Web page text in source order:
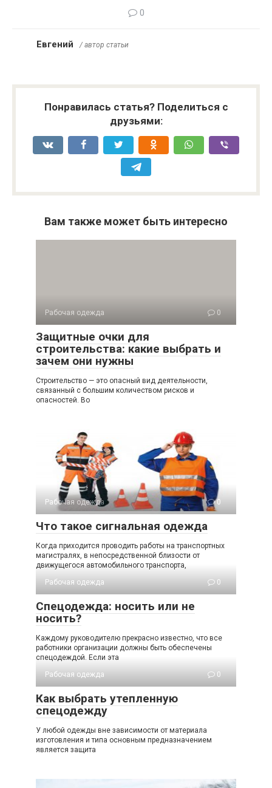
0
Евгений / автор статьи
Понравилась статья? Поделиться с
друзьями:
Вам также может быть интересно
Рабочая одежда 0
Защитные очки для
строительства: какие выбрать и
зачем они нужны
Строительство — это опасный вид деятельности,
связанный с большим количеством рисков и
опасностей. Во
Рабочая одежда 0
Что такое сигнальная одежда
Когда приходится проводить работы на транспортных
магистралях, в непосредственной близости от
движущегося автомобильного транспорта,
Рабочая одежда
0
Спецодежда: носить или не
носить?
Каждому руководителю прекрасно известно, что все
работники организации должны быть обеспечены
спецодеждой. Если эта
Рабочая одежда
0
Как выбрать утепленную
спецодежду
У любой одежды вне зависимости от материала
изготовления и типа основным предназначением
является защита